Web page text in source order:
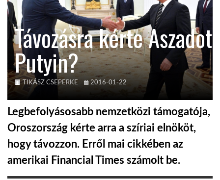
AUSZTRÁLIA
A VILÁG ITTHON
MÉDIA
GLOBOTV BP
Távozásra kérte Aszadot
Putyin?
TIKÁSZ CSEPERKE 2016-01-22
Legbefolyásosabb nemzetközi támogatója,
Oroszország kérte arra a szíriai elnököt,
hogy távozzon. Erről mai cikkében az
amerikai Financial Times számolt be.